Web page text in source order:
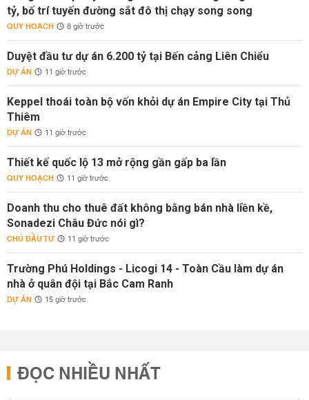
tỷ, bố trí tuyến đường sắt đô thị chạy song song
QUY HOẠCH 8 giờ trước
Duyệt đầu tư dự án 6.200 tỷ tại Bến cảng Liên Chiểu
DỰ ÁN 11 giờ trước
Keppel thoái toàn bộ vốn khỏi dự án Empire City tại Thủ
Thiêm
DỰ ÁN 11 giờ trước
Thiết kế quốc lộ 13 mở rộng gần gấp ba lần
QUY HOẠCH 11 giờ trước
Doanh thu cho thuê đất không bằng bán nhà liền kề,
Sonadezi Châu Đức nói gì?
CHỦ ĐẦU TƯ 11 giờ trước
Trường Phú Holdings - Licogi 14 - Toàn Cầu làm dự án
nhà ở quân đội tại Bắc Cam Ranh
DỰ ÁN 15 giờ trước
ĐỌC NHIỀU NHẤT